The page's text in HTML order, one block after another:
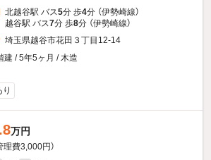
北越谷駅 バス5分 歩4分 （伊勢崎線）
越谷駅 バス7分 歩8分 （伊勢崎線）
埼玉県越谷市花田３丁目12-14
建 / 5年5ヶ月 / 木造
万円
理費3,000円）